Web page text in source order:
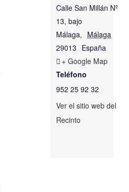
Calle San Millán Nº
13, bajo
Málaga, Málaga
29013 España
+ Google Map
Teléfono
952 25 92 32
Ver el sitio web del
Recinto